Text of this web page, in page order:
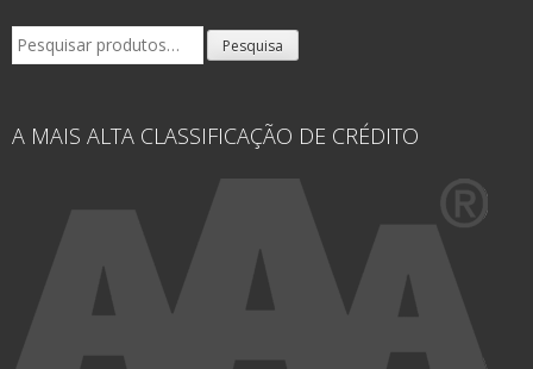
Pesquisar
por:
Pesquisa
A MAIS ALTA CLASSIFICAÇÃO DE CRÉDITO